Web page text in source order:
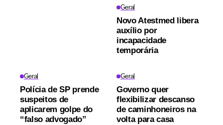
Geral
Novo Atestmed libera
auxílio por
incapacidade
temporária
Geral
Polícia de SP prende
suspeitos de
aplicarem golpe do
“falso advogado”
Geral
Governo quer
flexibilizar descanso
de caminhoneiros na
volta para casa